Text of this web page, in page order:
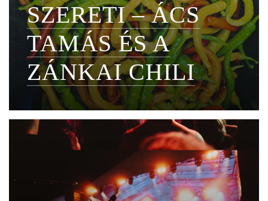
SZERETI – ÁCS
TAMÁS ÉS A
ZÁNKAI CHILI